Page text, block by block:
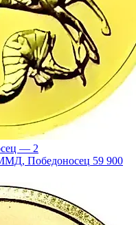
Победоносец 59 900